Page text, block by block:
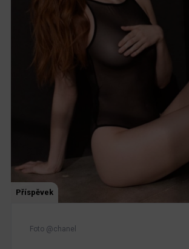
Příspěvek
Foto @chanel